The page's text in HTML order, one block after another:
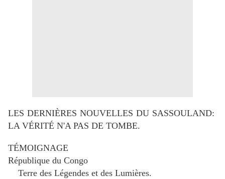
LES DERNIÈRES NOUVELLES DU SASSOULAND:
LA VÉRITÉ N'A PAS DE TOMBE.
TÉMOIGNAGE
République du Congo
Terre des Légendes et des Lumières.